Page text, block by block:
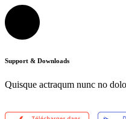
Support & Downloads
Quisque actraqum nunc no